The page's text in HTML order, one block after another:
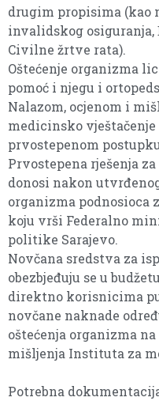
drugim propisima (kao
invalidskog
Civilne žrtve rata).
Oštećenje organizma
pomoć i njegu i
Nalazom, ocjenom i
medicinsko vještačenje
prvostepenom
Prvostepena rješenja
donosi nakon
organizma podnosioca
koju vrši Federalno
politike Sarajevo.
Novčana sredstva za
obezbjeđuju se u
direktno korisnicima
novčane naknade
oštećenja organizma
mišljenja Instituta za
Potrebna